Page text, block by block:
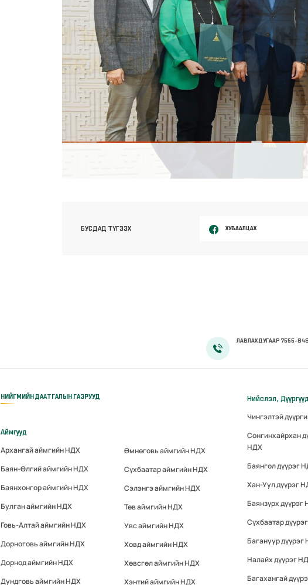
БУСДАД ТҮГЭЭХ ХУВААЛЦАХ
ЛАВЛАХ ДУГААР 7555-
НИЙГМИЙН ДААТГАЛЫН ГАЗРУУД
Аймгууд
Архангай аймгийн НДХ
Баян-Өлгий аймгийн НДХ
Баянхонгор аймгийн НДХ
Булган аймгийн НДХ
Говь-Алтай аймгийн НДХ
Дорноговь аймгийн НДХ
Дорнод аймгийн НДХ
Дундговь аймгийн НДХ
Өмнөговь аймгийн НДХ
Сүхбаатар аймгийн НДХ
Сэлэнгэ аймгийн НДХ
Төв аймгийн НДХ
Увс аймгийн НДХ
Ховд аймгийн НДХ
Хөвсгөл аймгийн НДХ
Хэнтий аймгийн НДХ
Нийслэл, Дүүргүүд
Чингэлтэй
Сонгинхайрхан
НДХ
Баянгол дүүрэг
Хан-Уул дүүрэг
Баянзүрх дүүрэг
Сүхбаатар
Багануур дүүрэг
Налайх дүүрэг
Багахангай